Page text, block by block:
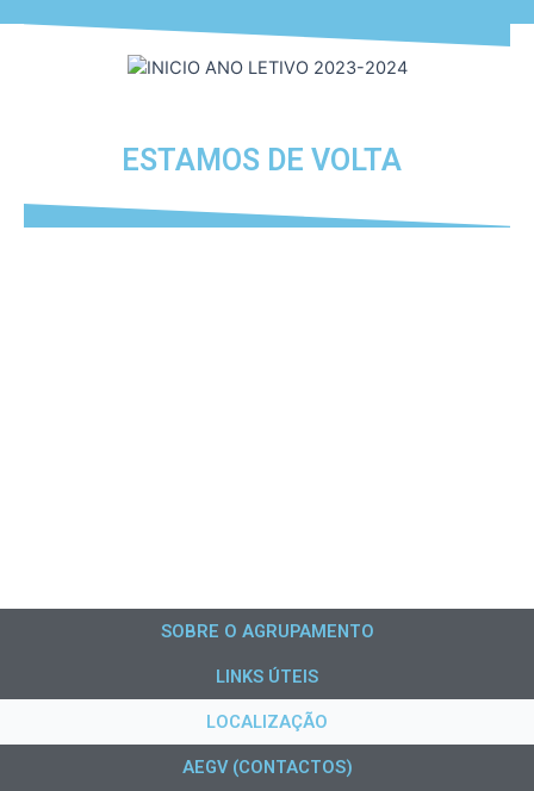
ESTAMOS DE VOLTA
SOBRE O AGRUPAMENTO
LINKS ÚTEIS
LOCALIZAÇÃO
AEGV (CONTACTOS)